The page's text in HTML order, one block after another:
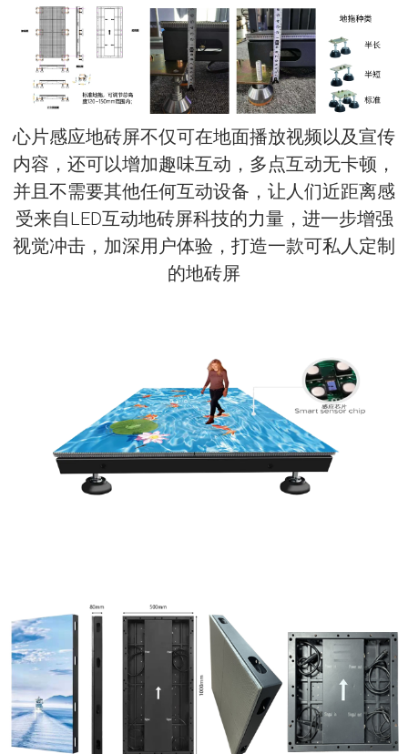
心片感应地砖屏不仅可在地面播放视频以及宣传
内容，还可以增加趣味互动，多点互动无卡顿，
并且不需要其他任何互动设备，让人们近距离感
受来自LED互动地砖屏科技的力量，进一步增强
视觉冲击，加深用户体验，打造一款可私人定制
的地砖屏